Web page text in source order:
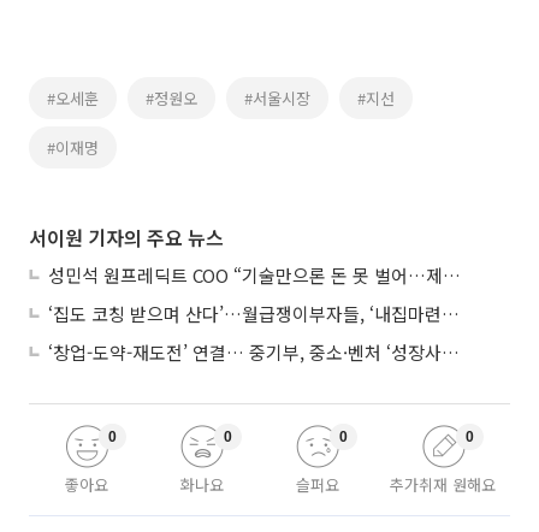
#오세훈 #정원오 #서울시장 #지선
#이재명
서이원 기자의 주요 뉴스
성민석 원프레딕트 COO “기술만으론 돈 못 벌어…제조 AI도 제품 돼야”
‘집도 코칭 받으며 산다’…월급쟁이부자들, ‘내집마련’ 신청 증가세
‘창업-도약-재도전’ 연결… 중기부, 중소·벤처 ‘성장사다리’ 짓는다
좋아요
0
화나요
0
슬퍼요
0
추가취재 원해요
0